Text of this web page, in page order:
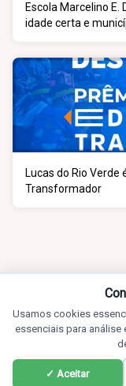
Escola Marcelino
idade certa e
Lucas do Rio
Transformador
Usamos cookies
essenciais para análise
✓ Aceitar